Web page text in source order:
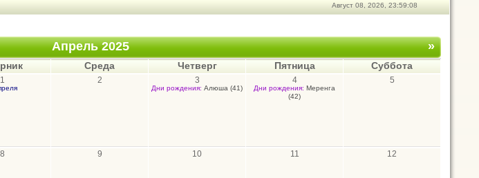
Август 08, 2026, 23:59:08
»
Апрель 2025
Среда Четверг Пятница Суббота
1 2 3
Дни рождения: Алюша (41)
4
Дни рождения: Меренга
(42)
5
8 9 10 11 12